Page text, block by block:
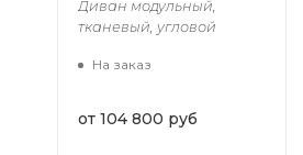
Диван модульный,
тканевый, угловой
На заказ
от 104 800 руб